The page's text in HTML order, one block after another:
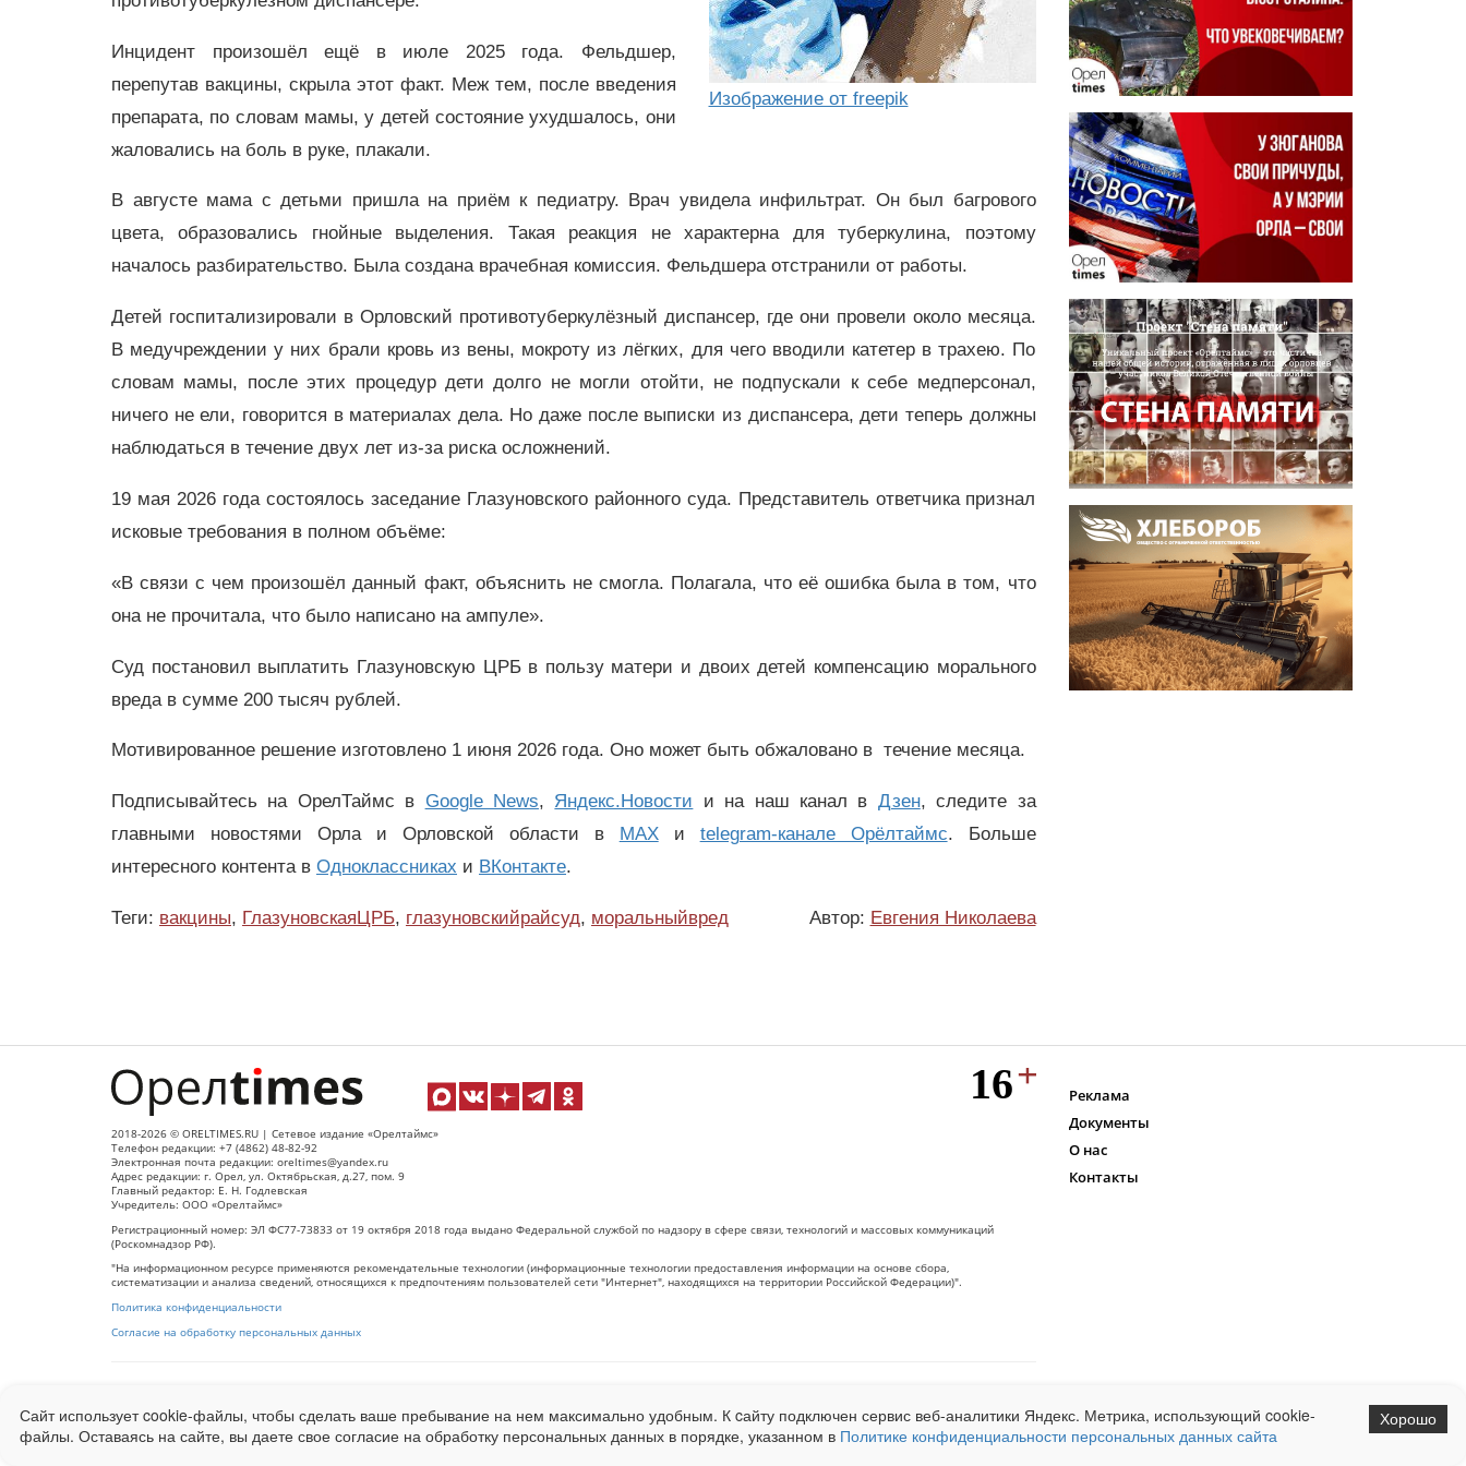
Изображение от freepik
Инцидент произошёл ещё в июле 2025 года. Фельдшер,
перепутав вакцины, скрыла этот факт. Меж тем, после введения
препарата, по словам мамы, у детей состояние ухудшалось, они
жаловались на боль в руке, плакали.
В августе мама с детьми пришла на приём к педиатру. Врач увидела инфильтрат. Он был багрового
цвета, образовались гнойные выделения. Такая реакция не характерна для туберкулина, поэтому
началось разбирательство. Была создана врачебная комиссия. Фельдшера отстранили от работы.
Детей госпитализировали в Орловский противотуберкулёзный диспансер, где они провели около месяца.
В медучреждении у них брали кровь из вены, мокроту из лёгких, для чего вводили катетер в трахею. По
словам мамы, после этих процедур дети долго не могли отойти, не подпускали к себе медперсонал,
ничего не ели, говорится в материалах дела. Но даже после выписки из диспансера, дети теперь должны
наблюдаться в течение двух лет из-за риска осложнений.
19 мая 2026 года состоялось заседание Глазуновского районного суда. Представитель ответчика признал
исковые требования в полном объёме:
«В связи с чем произошёл данный факт, объяснить не смогла. Полагала, что её ошибка была в том, что
она не прочитала, что было написано на ампуле».
Суд постановил выплатить Глазуновскую ЦРБ в пользу матери и двоих детей компенсацию морального
вреда в сумме 200 тысяч рублей.
Мотивированное решение изготовлено 1 июня 2026 года. Оно может быть обжаловано в течение месяца.
Подписывайтесь на ОрелТаймс в Google News, Яндекс.Новости и на наш канал в Дзен, следите за
главными новостями Орла и Орловской области в
MAXи telegram-канале Орёлтаймс. Больше
интересного контента в Одноклассниках и ВКонтакте.
Теги: вакцины, ГлазуновскаяЦРБ, глазуновскийрайсуд, моральныйвред Автор: Евгения Николаева
2018-2026 © ORELTIMES.RU | Сетевое издание «Орелтаймс»
Телефон редакции: +7 (4862) 48-82-92
Электронная почта редакции: oreltimes@yandex.ru
Адрес редакции: г. Орел, ул. Октябрьская, д.27, пом. 9
Главный редактор: Е. Н. Годлевская
Учредитель: ООО «Орелтаймс»
Регистрационный номер: ЭЛ ФС77-73833 от 19 октября 2018 года выдано Федеральной службой по надзору в сфере связи, технологий и массовых коммуникаций
(Роскомнадзор РФ).
"На информационном ресурсе применяются рекомендательные технологии (информационные технологии предоставления информации на основе сбора,
систематизации и анализа сведений, относящихся к предпочтениям пользователей сети "Интернет", находящихся на территории Российской Федерации)".
Политика конфиденциальности
Согласие на обработку персональных данных
Ограниченная статистика посещаемости доступна на сайтеLiveinternet.ru . Подробная статистика для рекламодателей по запросу у менеджера.
Реклама
Документы
О нас
Контакты
Сайт использует cookie-файлы, чтобы сделать ваше пребывание на нем максимально удобным. К cайту подключен сервис веб-аналитики Яндекс. Метрика, использующий cookie-
файлы. Оставаясь на сайте, вы даете свое согласие на обработку персональных данных в порядке, указанном в Политике конфиденциальности персональных данных сайта
Хорошо